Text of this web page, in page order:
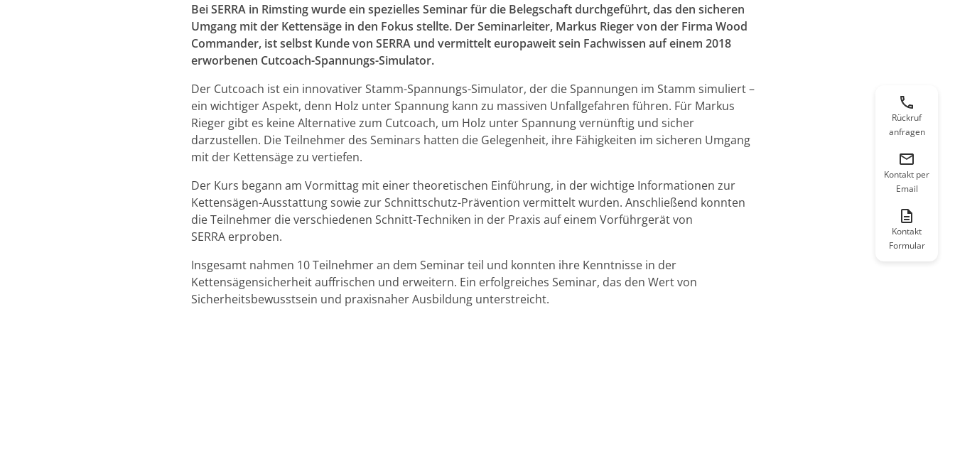
Bei SERRA in Rimsting wurde ein spezielles Seminar für die Belegschaft durchgeführt, das den sicheren
Umgang mit der Kettensäge in den Fokus stellte. Der Seminarleiter, Markus Rieger von der Firma Wood
Commander, ist selbst Kunde von SERRA und vermittelt europaweit sein Fachwissen auf einem 2018
erworbenen Cutcoach-Spannungs-Simulator.
Der Cutcoach ist ein innovativer Stamm-Spannungs-Simulator, der die Spannungen im Stamm simuliert –
ein wichtiger Aspekt, denn Holz unter Spannung kann zu massiven Unfallgefahren führen. Für Markus
Rieger gibt es keine Alternative zum Cutcoach, um Holz unter Spannung vernünftig und sicher
darzustellen. Die Teilnehmer des Seminars hatten die Gelegenheit, ihre Fähigkeiten im sicheren Umgang
mit der Kettensäge zu vertiefen.
Der Kurs begann am Vormittag mit einer theoretischen Einführung, in der wichtige Informationen zur
Kettensägen-Ausstattung sowie zur Schnittschutz-Prävention vermittelt wurden. Anschließend konnten
die Teilnehmer die verschiedenen Schnitt-Techniken in der Praxis auf einem Vorführgerät von
SERRA erproben.
Insgesamt nahmen 10 Teilnehmer an dem Seminar teil und konnten ihre Kenntnisse in der
Kettensägensicherheit auffrischen und erweitern. Ein erfolgreiches Seminar, das den Wert von
Sicherheitsbewusstsein und praxisnaher Ausbildung unterstreicht.
Rückruf
anfragen
Kontakt per
Email
Kontakt
Formular